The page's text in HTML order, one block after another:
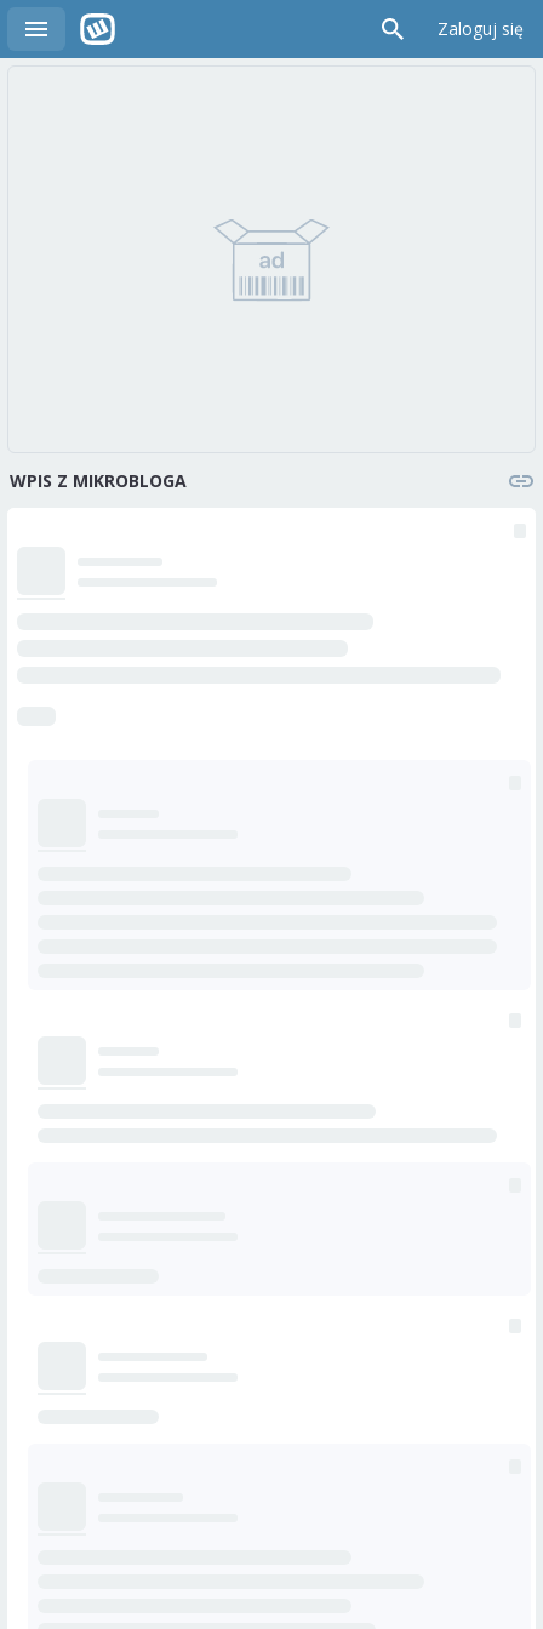
Zaloguj się
WPIS Z MIKROBLOGA